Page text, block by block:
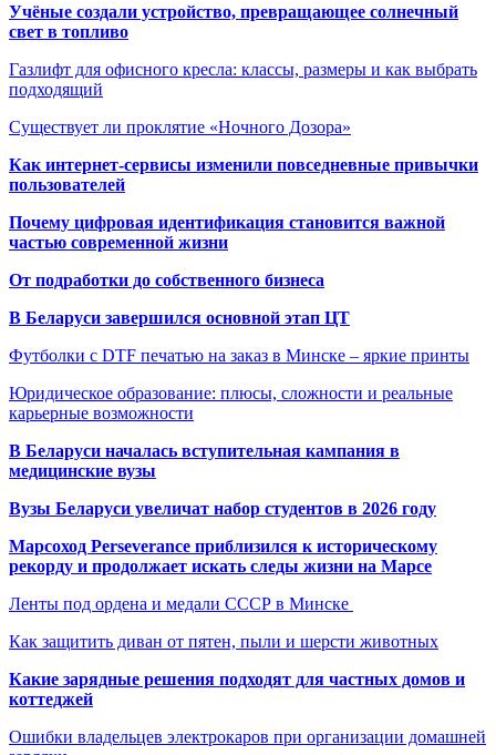
Учёные создали устройство, превращающее солнечный
свет в топливо
Газлифт для офисного кресла: классы, размеры и как выбрать
подходящий
Существует ли проклятие «Ночного Дозора»
Как интернет-сервисы изменили повседневные привычки
пользователей
Почему цифровая идентификация становится важной
частью современной жизни
От подработки до собственного бизнеса
В Беларуси завершился основной этап ЦТ
Футболки с DTF печатью на заказ в Минске – яркие принты
Юридическое образование: плюсы, сложности и реальные
карьерные возможности
В Беларуси началась вступительная кампания в
медицинские вузы
Вузы Беларуси увеличат набор студентов в 2026 году
Марсоход Perseverance приблизился к историческому
рекорду и продолжает искать следы жизни на Марсе
Ленты под ордена и медали СССР в Минске
Как защитить диван от пятен, пыли и шерсти животных
Какие зарядные решения подходят для частных домов и
коттеджей
Ошибки владельцев электрокаров при организации домашней